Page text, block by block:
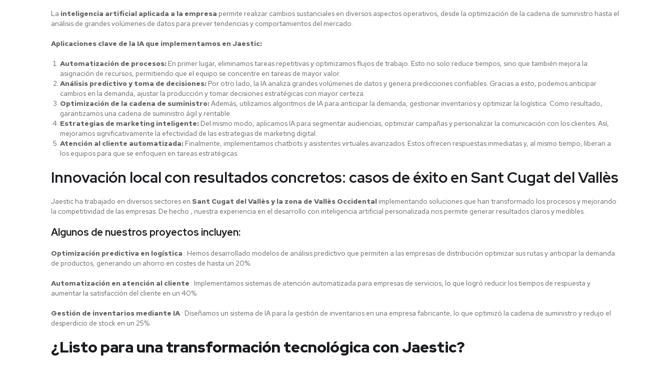
La inteligencia artificial aplicada a la empresa permite realizar cambios sustanciales en diversos aspectos operativos, desde la optimización de la cadena de suministro hasta el
análisis de grandes volúmenes de datos para prever tendencias y comportamientos del mercado.
Aplicaciones clave de la IA que implementamos en Jaestic:
Automatización de procesos: En primer lugar, eliminamos tareas repetitivas y optimizamos flujos de trabajo. Esto no solo reduce tiempos, sino que también mejora la
asignación de recursos, permitiendo que el equipo se concentre en tareas de mayor valor.
Análisis predictivo y toma de decisiones: Por otro lado, la IA analiza grandes volúmenes de datos y genera predicciones confiables. Gracias a esto, podemos anticipar
cambios en la demanda, ajustar la producción y tomar decisiones estratégicas con mayor certeza.
Optimización de la cadena de suministro:Además, utilizamos algoritmos de IA para anticipar la demanda, gestionar inventarios y optimizar la logística. Como resultado,
garantizamos una cadena de suministro ágil y rentable.
Estrategias de marketing inteligente: Del mismo modo, aplicamos IA para segmentar audiencias, optimizar campañas y personalizar la comunicación con los clientes. Así,
mejoramos significativamente la efectividad de las estrategias de marketing digital.
Atención al cliente automatizada: Finalmente, implementamos chatbots y asistentes virtuales avanzados. Estos ofrecen respuestas inmediatas y, al mismo tiempo, liberan a
los equipos para que se enfoquen en tareas estratégicas.
Innovación local con resultados concretos: casos de éxito en Sant Cugat del Vallès
Jaestic ha trabajado en diversos sectores en Sant Cugat del Vallès y la zona de Vallès Occidental implementando soluciones que han transformado los procesos y mejorando
la competitividad de las empresas. De hecho , nuestra experiencia en el desarrollo con inteligencia artificial personalizada nos permite generar resultados claros y medibles.
Algunos de nuestros proyectos incluyen:
Optimización predictiva en logística : Hemos desarrollado modelos de análisis predictivo que permiten a las empresas de distribución optimizar sus rutas y anticipar la demanda
de productos, generando un ahorro en costes de hasta un 20%.
Automatización en atención al cliente : Implementamos sistemas de atención automatizada para empresas de servicios, lo que logró reducir los tiempos de respuesta y
aumentar la satisfacción del cliente en un 40%.
Gestión de inventarios mediante IA: Diseñamos un sistema de IA para la gestión de inventarios en una empresa fabricante, lo que optimizó la cadena de suministro y redujo el
desperdicio de stock en un 25%.
¿Listo para una transformación tecnológica con Jaestic?